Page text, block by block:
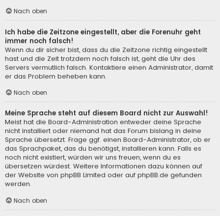
Nach oben
Ich habe die Zeitzone eingestellt, aber die Forenuhr geht
immer noch falsch!
Wenn du dir sicher bist, dass du die Zeitzone richtig eingestellt
hast und die Zeit trotzdem noch falsch ist, geht die Uhr des
Servers vermutlich falsch. Kontaktiere einen Administrator, damit
er das Problem beheben kann.
Nach oben
Meine Sprache steht auf diesem Board nicht zur Auswahl!
Meist hat die Board-Administration entweder deine Sprache
nicht installiert oder niemand hat das Forum bislang in deine
Sprache übersetzt. Frage ggf. einen Board-Administrator, ob er
das Sprachpaket, das du benötigst, installieren kann. Falls es
noch nicht existiert, würden wir uns freuen, wenn du es
übersetzen würdest. Weitere Informationen dazu können auf
der Website von phpBB Limited oder auf phpBB.de gefunden
werden.
Nach oben